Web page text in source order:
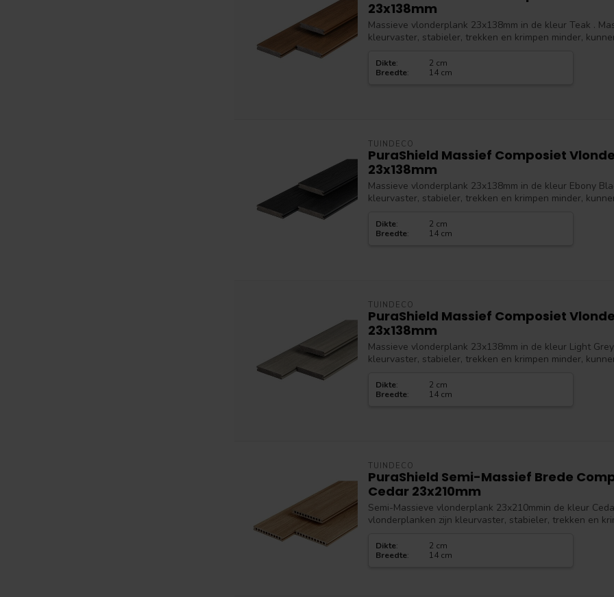
23x138mm
Massieve vlonderplank 23x138mm in de kleur Teak .
kleurvaster, stabieler, trekken en krimpen minder,
Dikte:
2 cm
Breedte: 14 cm
TUINDECO
PuraShield Massief Composiet
23x138mm
Massieve vlonderplank 23x138mm in de kleur Ebony
kleurvaster, stabieler, trekken en krimpen minder,
Dikte:
2 cm
Breedte: 14 cm
TUINDECO
PuraShield Massief Composiet
23x138mm
Massieve vlonderplank 23x138mm in de kleur Light
kleurvaster, stabieler, trekken en krimpen minder,
Dikte:
2 cm
Breedte: 14 cm
TUINDECO
PuraShield Semi-Massief Brede
Cedar 23x210mm
Semi-Massieve vlonderplank 23x210mmin de kleur
vlonderplanken zijn kleurvaster, stabieler, trekken en
Dikte:
2 cm
Breedte: 14 cm